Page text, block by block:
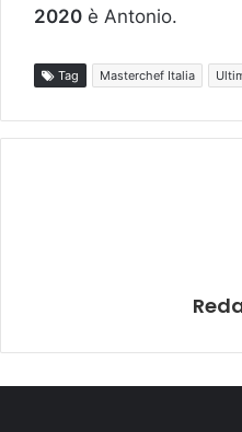
2020 è Antonio.
Tag Masterchef Italia